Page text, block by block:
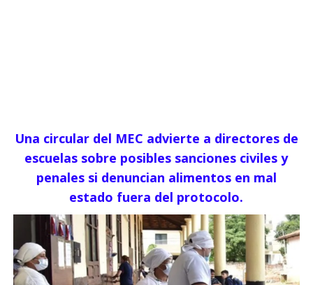
Una circular del MEC advierte a directores de
escuelas sobre posibles sanciones civiles y
penales si denuncian alimentos en mal
estado fuera del protocolo.